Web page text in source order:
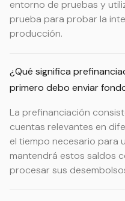
entorno de pruebas y
prueba para probar la
producción.
¿Qué significa
primero debo enviar
La prefinanciación
cuentas relevantes en
el tiempo necesario para
mantendrá estos saldos
procesar sus